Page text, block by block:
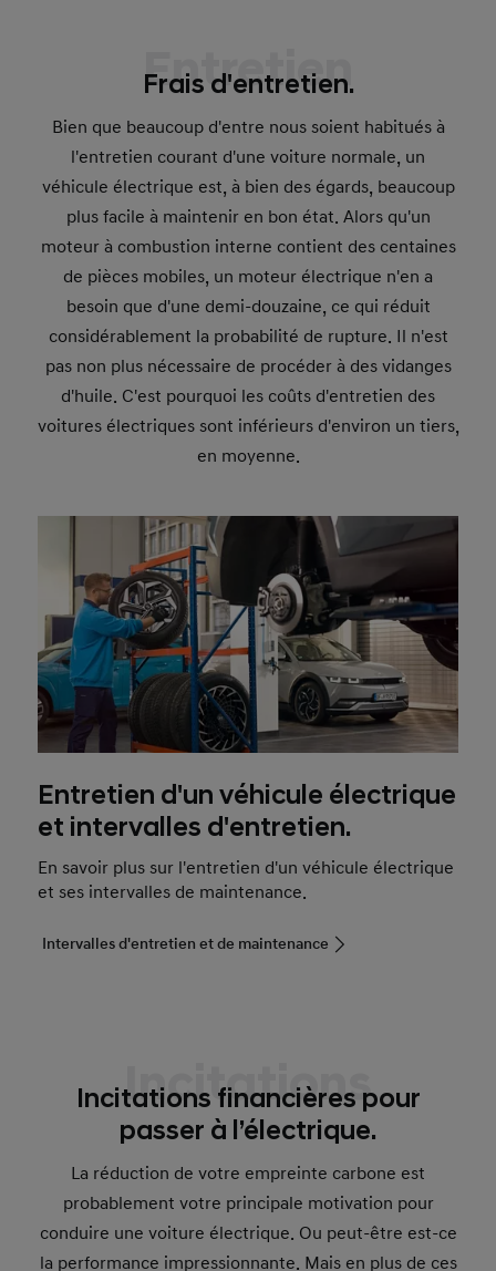
Entretien
Frais d'entretien.
Bien que beaucoup d'entre nous soient habitués à
l'entretien courant d'une voiture normale, un
véhicule électrique est, à bien des égards, beaucoup
plus facile à maintenir en bon état. Alors qu'un
moteur à combustion interne contient des centaines
de pièces mobiles, un moteur électrique n'en a
besoin que d'une demi-douzaine, ce qui réduit
considérablement la probabilité de rupture. Il n'est
pas non plus nécessaire de procéder à des vidanges
d'huile. C'est pourquoi les coûts d'entretien des
voitures électriques sont inférieurs d'environ un tiers,
en moyenne.
Entretien d'un véhicule électrique
et intervalles d'entretien.
En savoir plus sur l'entretien d'un véhicule électrique
et ses intervalles de maintenance.
Intervalles d'entretien et de maintenance
Incitations
Incitations financières pour
passer à l’électrique.
La réduction de votre empreinte carbone est
probablement votre principale motivation pour
conduire une voiture électrique. Ou peut-être est-ce
la performance impressionnante. Mais en plus de ces